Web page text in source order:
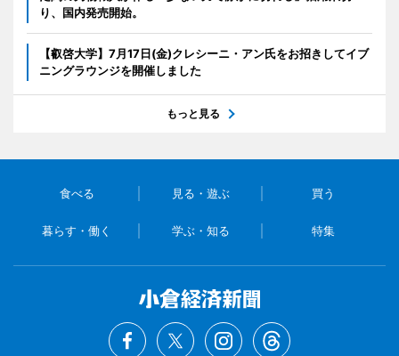
り、国内発売開始。
【叡啓大学】7月17日(金)クレシーニ・アン氏をお招きしてイブ
ニングラウンジを開催しました
もっと見る
食べる 見る・遊ぶ 買う
暮らす・働く 学ぶ・知る 特集